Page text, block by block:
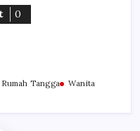
0
Rumah Tangga Wanita